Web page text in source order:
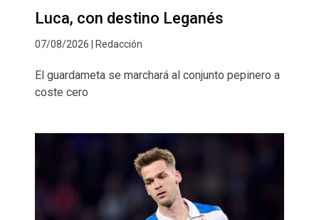
Luca, con destino Leganés
07/08/2026 | Redacción
El guardameta se marchará al conjunto pepinero a
coste cero